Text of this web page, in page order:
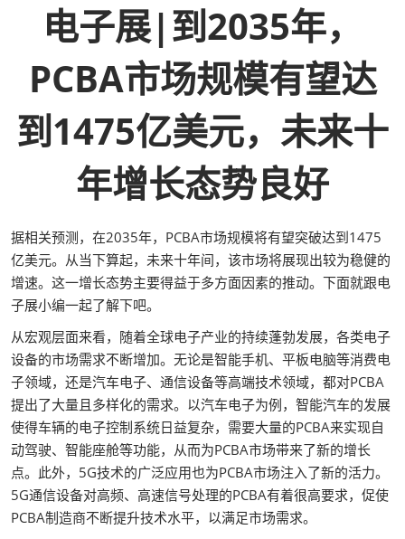
电子展|到2035年，
PCBA市场规模有望达
到1475亿美元，未来十
年增长态势良好
据相关预测，在2035年，PCBA市场规模将有望突破达到1475
亿美元。从当下算起，未来十年间，该市场将展现出较为稳健的
增速。这一增长态势主要得益于多方面因素的推动。下面就跟电
子展小编一起了解下吧。
从宏观层面来看，随着全球电子产业的持续蓬勃发展，各类电子
设备的市场需求不断增加。无论是智能手机、平板电脑等消费电
子领域，还是汽车电子、通信设备等高端技术领域，都对PCBA
提出了大量且多样化的需求。以汽车电子为例，智能汽车的发展
使得车辆的电子控制系统日益复杂，需要大量的PCBA来实现自
动驾驶、智能座舱等功能，从而为PCBA市场带来了新的增长
点。此外，5G技术的广泛应用也为PCBA市场注入了新的活力。
5G通信设备对高频、高速信号处理的PCBA有着很高要求，促使
PCBA制造商不断提升技术水平，以满足市场需求。